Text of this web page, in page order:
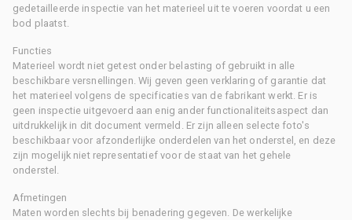
gedetailleerde inspectie van het materieel uit te voeren voordat u een
bod plaatst.
Functies
Materieel wordt niet getest onder belasting of gebruikt in alle
beschikbare versnellingen. Wij geven geen verklaring of garantie dat
het materieel volgens de specificaties van de fabrikant werkt. Er is
geen inspectie uitgevoerd aan enig ander functionaliteitsaspect dan
uitdrukkelijk in dit document vermeld. Er zijn alleen selecte foto's
beschikbaar voor afzonderlijke onderdelen van het onderstel, en deze
zijn mogelijk niet representatief voor de staat van het gehele
onderstel.
Afmetingen
Maten worden slechts bij benadering gegeven. De werkelijke